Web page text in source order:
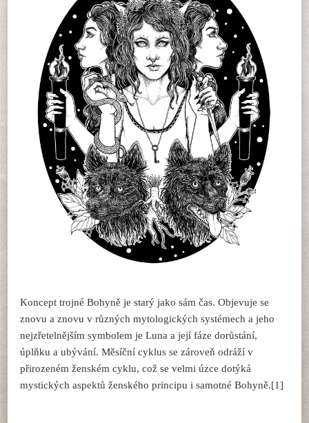
Koncept trojné Bohyně je starý jako sám čas. Objevuje se
znovu a znovu v různých mytologických systémech a jeho
nejzřetelnějším symbolem je Luna a její fáze dorůstání,
úplňku a ubývání. Měsíční cyklus se zároveň odráží v
přirozeném ženském cyklu, což se velmi úzce dotýká
mystických aspektů ženského principu i samotné Bohyně.[1]